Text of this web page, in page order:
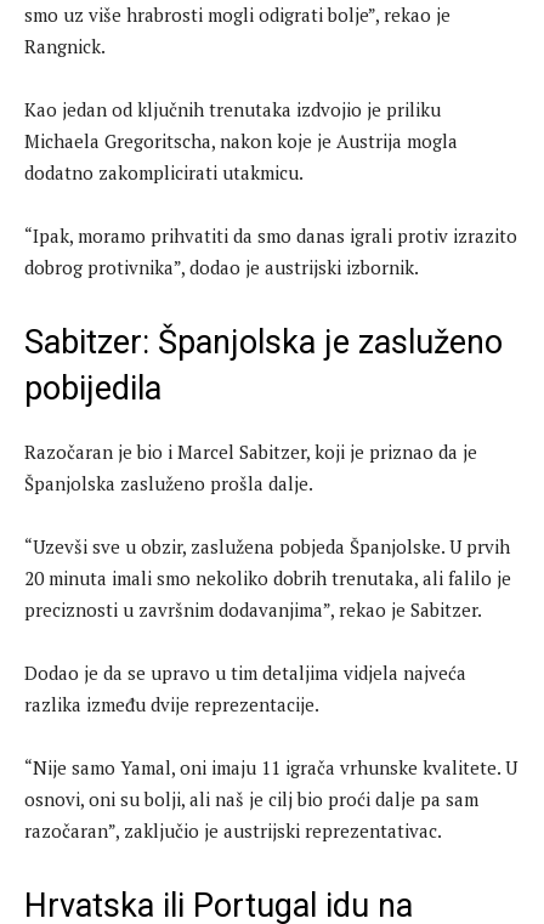
smo uz više hrabrosti mogli odigrati bolje”, rekao je
Rangnick.
Kao jedan od ključnih trenutaka izdvojio je priliku
Michaela Gregoritscha, nakon koje je Austrija mogla
dodatno zakomplicirati utakmicu.
“Ipak, moramo prihvatiti da smo danas igrali protiv izrazito
dobrog protivnika”, dodao je austrijski izbornik.
Sabitzer: Španjolska je zasluženo
pobijedila
Razočaran je bio i Marcel Sabitzer, koji je priznao da je
Španjolska zasluženo prošla dalje.
“Uzevši sve u obzir, zaslužena pobjeda Španjolske. U prvih
20 minuta imali smo nekoliko dobrih trenutaka, ali falilo je
preciznosti u završnim dodavanjima”, rekao je Sabitzer.
Dodao je da se upravo u tim detaljima vidjela najveća
razlika između dvije reprezentacije.
“Nije samo Yamal, oni imaju 11 igrača vrhunske kvalitete. U
osnovi, oni su bolji, ali naš je cilj bio proći dalje pa sam
razočaran”, zaključio je austrijski reprezentativac.
Hrvatska ili Portugal idu na